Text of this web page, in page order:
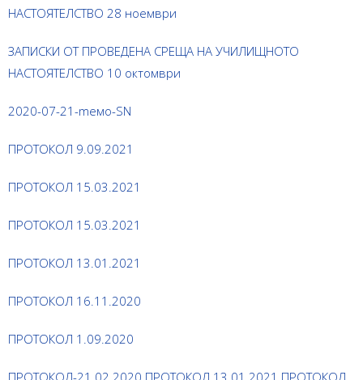
НАСТОЯТЕЛСТВО 28 ноември
ЗАПИСКИ ОТ ПРОВЕДЕНА СРЕЩА НА УЧИЛИЩНОТО
НАСТОЯТЕЛСТВО 10 октомври
2020-07-21-mемо-SN
ПРОТОКОЛ 9.09.2021
ПРОТОКОЛ 15.03.2021
ПРОТОКОЛ 15.03.2021
ПРОТОКОЛ 13.01.2021
ПРОТОКОЛ 16.11.2020
ПРОТОКОЛ 1.09.2020
ПРОТОКОЛ-21.02.2020 ПРОТОКОЛ 13.01.2021 ПРОТОКОЛ